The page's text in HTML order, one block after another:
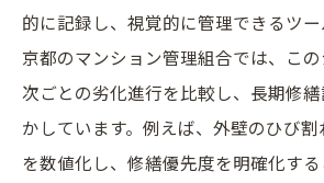
的に記録し、視覚的に管理できるツ
京都のマンション管理組合では、こ
次ごとの劣化進行を比較し、長期修
かしています。例えば、外壁のひび
を数値化し、修繕優先度を明確化す